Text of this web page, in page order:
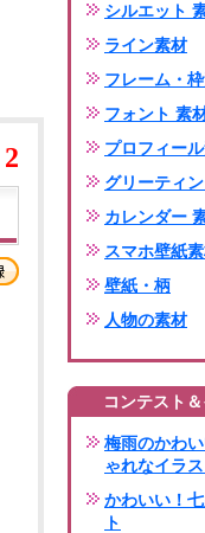
2
シルエット
ライン素材
フレーム・
フォント 素
プロフィー
グリーティ
カレンダー
スマホ壁紙
壁紙・柄
人物の素材
コンテスト
梅雨のかわ
ゃれなイラス
かわいい！
ト